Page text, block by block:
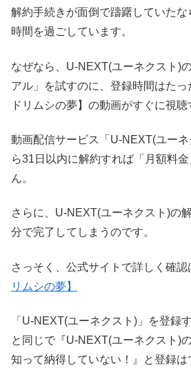
解約手続きが面倒で躊躇していた
時間を過ごしています。
なぜなら、U-NEXT(ユーネクスト)
アル」を試すのに、登録時間はたっ
ドリムシの夢】の動画がすぐに視聴
動画配信サービス「U-NEXT(ユー
ら31日以内に解約すれば「月額料
ん。
さらに、U-NEXT(ユーネクスト)の
分で完了してしまうのです。
さっそく、公式サイトで詳しく確認
リムシの夢】
「U-NEXT(ユーネクスト)」を登録
と同じで『U-NEXT(ユーネクスト)
知って納得していない！』と登録は